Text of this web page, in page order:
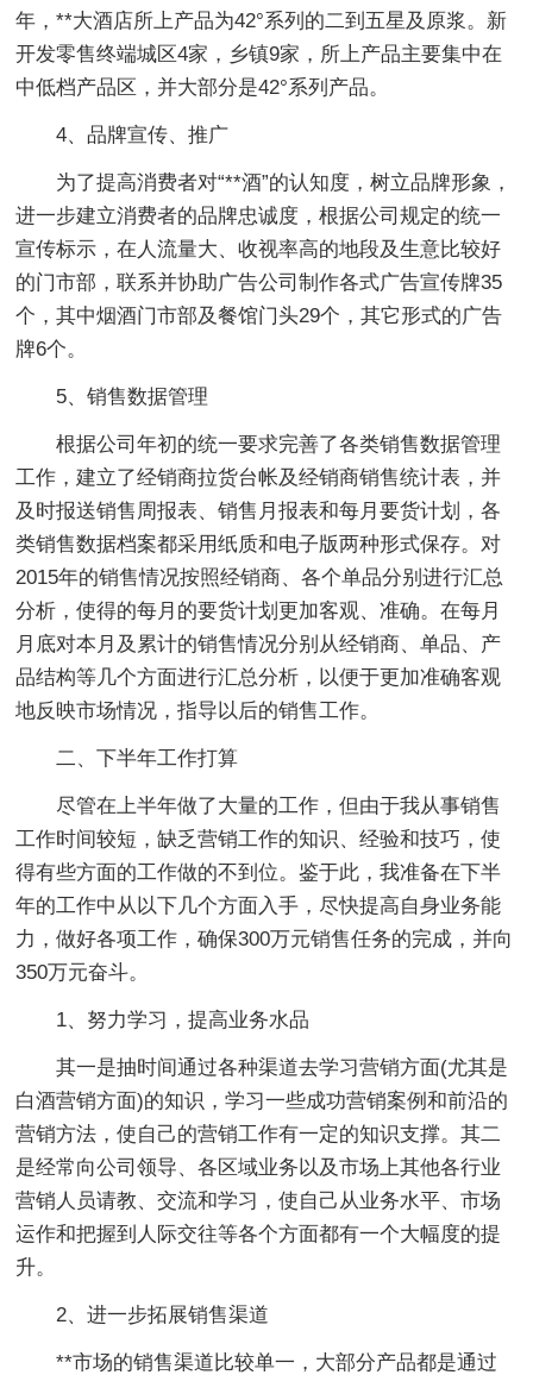
年，**大酒店所上产品为42°系列的二到五星及原浆。新
开发零售终端城区4家，乡镇9家，所上产品主要集中在
中低档产品区，并大部分是42°系列产品。
4、品牌宣传、推广
为了提高消费者对“**酒”的认知度，树立品牌形象，
进一步建立消费者的品牌忠诚度，根据公司规定的统一
宣传标示，在人流量大、收视率高的地段及生意比较好
的门市部，联系并协助广告公司制作各式广告宣传牌35
个，其中烟酒门市部及餐馆门头29个，其它形式的广告
牌6个。
5、销售数据管理
根据公司年初的统一要求完善了各类销售数据管理
工作，建立了经销商拉货台帐及经销商销售统计表，并
及时报送销售周报表、销售月报表和每月要货计划，各
类销售数据档案都采用纸质和电子版两种形式保存。对
2015年的销售情况按照经销商、各个单品分别进行汇总
分析，使得的每月的要货计划更加客观、准确。在每月
月底对本月及累计的销售情况分别从经销商、单品、产
品结构等几个方面进行汇总分析，以便于更加准确客观
地反映市场情况，指导以后的销售工作。
二、下半年工作打算
尽管在上半年做了大量的工作，但由于我从事销售
工作时间较短，缺乏营销工作的知识、经验和技巧，使
得有些方面的工作做的不到位。鉴于此，我准备在下半
年的工作中从以下几个方面入手，尽快提高自身业务能
力，做好各项工作，确保300万元销售任务的完成，并向
350万元奋斗。
1、努力学习，提高业务水品
其一是抽时间通过各种渠道去学习营销方面(尤其是
白酒营销方面)的知识，学习一些成功营销案例和前沿的
营销方法，使自己的营销工作有一定的知识支撑。其二
是经常向公司领导、各区域业务以及市场上其他各行业
营销人员请教、交流和学习，使自己从业务水平、市场
运作和把握到人际交往等各个方面都有一个大幅度的提
升。
2、进一步拓展销售渠道
**市场的销售渠道比较单一，大部分产品都是通过